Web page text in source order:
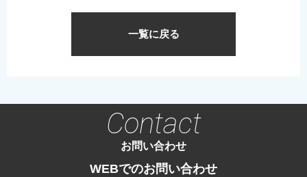
一覧に戻る
Contact
お問い合わせ
WEBでのお問い合わせ